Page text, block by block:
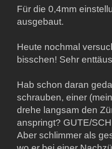
Für die 0,4mm
ausgebaut.
Heute nochmal
bisschen! Sehr
Hab schon daran
schrauben, einer
drehe langsam den
anspringt? GUTE/
Aber schlimmer als